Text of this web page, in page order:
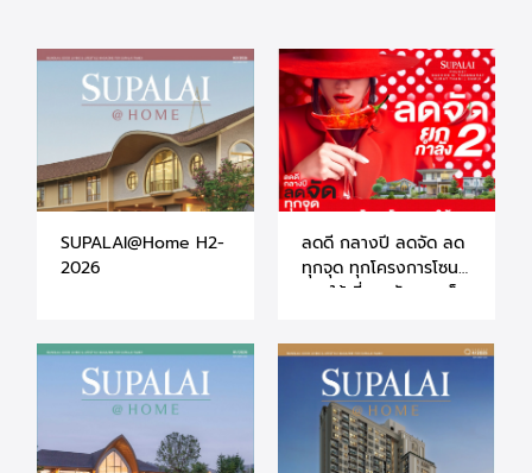
SUPALAI@Home H2-
2026
ลดดี กลางปี ลดจัด ลด
ทุกจุด ทุกโครงการโซน
ภาคใต้ ที่ศุภาลัย จ.ภูเก็ต
นครศรีธรรมราช